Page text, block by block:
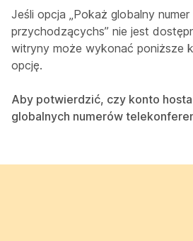
Jeśli opcja „Pokaż globalny numer
przychodzącychs” nie jest
witryny może wykonać poniższe
opcję.
Aby potwierdzić, czy konto
globalnych numerów